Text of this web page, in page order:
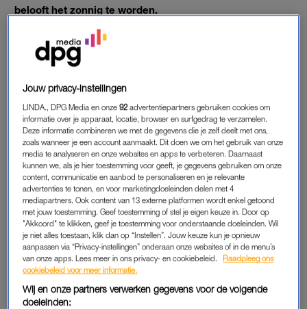
belooft het zonnig te worden.
Volgens Weeronline gaat het minder regenen en komen de
temperaturen uit op 20 tot 25 graden.
ZOMER
Verregende avondvierdaagsen, kletsnatte festivals en
ondergelopen campings: het regende de afgelopen weken
veel en het kwam soms met bakken uit de hemel. En het
‘gevoel dat het meer regent dan normaal’ klopt volgens het
KNMI: de laatste 12 maanden waren de natste ooit. Tussen 2
juni 2023 en 31 mei 2024 viel landelijk gemiddeld 1.153
millimeter neerslag. Sinds de start van de metingen in 1906
viel er nooit zoveel regen in een aaneengesloten periode van
365 dagen.
Hoe dat komt is deels toeval volgens het weerinstituut. Tegen
EenVandaagzegt KNMI-adviseur Carine Homan dat ook
Jouw privacy-instellingen
LINDA., DPG Media en onze92 advertentiepartners gebruiken cookies om
informatie over je apparaat, locatie, browser en surfgedrag te verzamelen.
Deze informatie combineren we met de gegevens die je zelf deelt met ons,
zoals wanneer je een account aanmaakt. Dit doen we om het gebruik van onze
media te analyseren en onze websites en apps te verbeteren. Daarnaast
kunnen we, als je hier toestemming voor geeft, je gegevens gebruiken om onze
content, communicatie en aanbod te personaliseren en je relevante
advertenties te tonen, en voor marketingdoeleinden delen met 4
mediapartners. Ook content van 13 externe platformen wordt enkel getoond
met jouw toestemming. Geef toestemming of stel je eigen keuze in. Door op
"Akkoord" te klikken, geef je toestemming voor onderstaande doeleinden. Wil
je niet alles toestaan, klik dan op “Instellen”. Jouw keuze kun je opnieuw
aanpassen via “Privacy-instellingen” onderaan onze websites of in de menu’s
van onze apps. Lees meer in ons privacy- en cookiebeleid.
Raadpleeg ons
cookiebeleid voor meer informatie.
Wij en onze partners verwerken gegevens voor de volgende
doeleinden: